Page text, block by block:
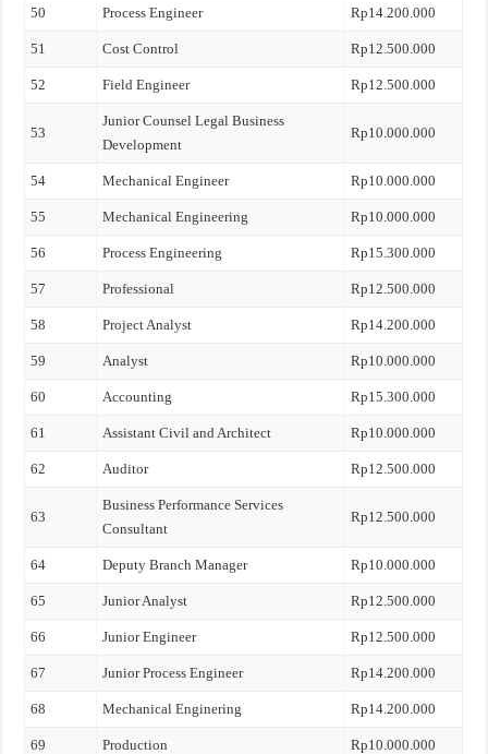
50 Process Engineer Rp14.200.000
51 Cost Control Rp12.500.000
52 Field Engineer Rp12.500.000
53
Junior Counsel Legal Business
Development
Rp10.000.000
54 Mechanical Engineer Rp10.000.000
55 Mechanical Engineering Rp10.000.000
56 Process Engineering Rp15.300.000
57 Professional Rp12.500.000
58 Project Analyst Rp14.200.000
59 Analyst Rp10.000.000
60 Accounting Rp15.300.000
61 Assistant Civil and Architect Rp10.000.000
62 Auditor Rp12.500.000
63
Business Performance Services
Consultant
Rp12.500.000
64 Deputy Branch Manager Rp10.000.000
65 Junior Analyst Rp12.500.000
66 Junior Engineer Rp12.500.000
67 Junior Process Engineer Rp14.200.000
68 Mechanical Enginering Rp14.200.000
69 Production Rp10.000.000